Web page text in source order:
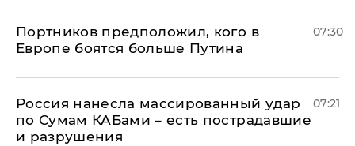
Портников предположил, кого в
Европе боятся больше Путина
07:30
Россия нанесла массированный удар
по Сумам КАБами – есть пострадавшие
и разрушения
07:21